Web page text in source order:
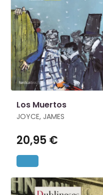
Los Muertos
JOYCE, JAMES
20,95 €